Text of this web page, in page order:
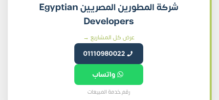
شركة المطورين المصريين Egyptian
Developers
عرض كل المشاريع →
01110980022
واتساب
رقم خدمة المبيعات